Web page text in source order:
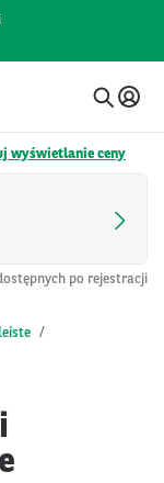
wyświetlanie ceny
po rejestracji